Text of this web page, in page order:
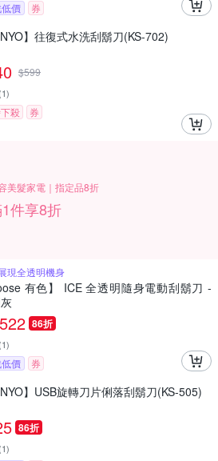
價 券
】往復式水洗刮鬍刀(KS-702)
$599
(1)
殺 券
美髮家電｜指定品8折
件享8折
現全透明機身
有色】 ICE 全透明隨身電動刮鬍刀 -
86折
(1)
價 券
】USB旋轉刀片俐落刮鬍刀(KS-505)
86折
(1)